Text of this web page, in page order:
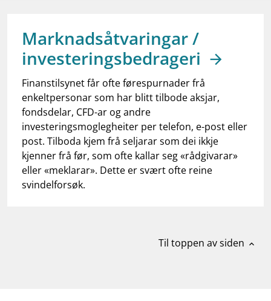
dashboardInformasjon for investorer
notifications_noneAbonner på nyhetsvarsel
Marknadsåtvaringar /
investeringsbedrageri
Finanstilsynet får ofte førespurnader frå
enkeltpersonar som har blitt tilbode aksjar,
fondsdelar, CFD-ar og andre
investeringsmoglegheiter per telefon, e-post eller
post. Tilboda kjem frå seljarar som dei ikkje
kjenner frå før, som ofte kallar seg «rådgivarar»
eller «meklarar». Dette er svært ofte reine
svindelforsøk.
Til toppen av siden expand_less